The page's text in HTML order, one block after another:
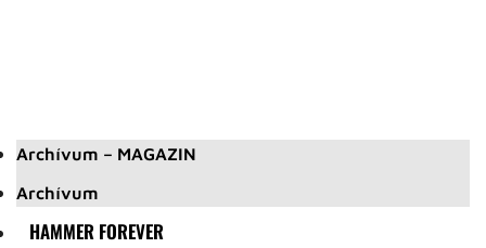
Archívum – MAGAZIN
Archívum
HAMMER FOREVER